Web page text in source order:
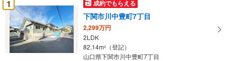
け
取
る
・
条
1
成約でもらえる
下関市川中豊町7丁目
2,299万円
2LDK
82.14m2
（登記）
山口県下関市川中豊町7丁目